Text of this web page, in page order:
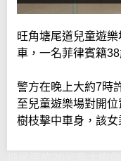
旺角塘尾道兒童遊
車，一名菲律賓籍
警方在晚上大約7時
至兒童遊樂場對開
樹枝擊中車身，該女